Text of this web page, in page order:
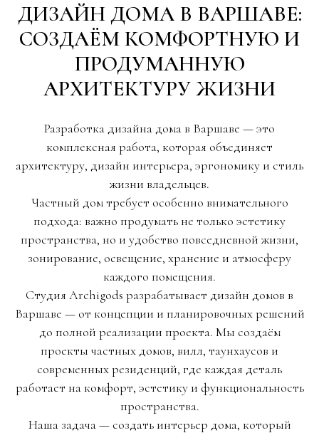
ДИЗАЙН ДОМА В ВАРШАВЕ:
СОЗДАЁМ КОМФОРТНУЮ И
ПРОДУМАННУЮ
АРХИТЕКТУРУ ЖИЗНИ
Разработка дизайна дома в Варшаве — это
комплексная работа, которая объединяет
архитектуру, дизайн интерьера, эргономику и стиль
жизни владельцев.
Частный дом требует особенно внимательного
подхода: важно продумать не только эстетику
пространства, но и удобство повседневной жизни,
зонирование, освещение, хранение и атмосферу
каждого помещения.
Студия Archigods разрабатывает дизайн домов в
Варшаве — от концепции и планировочных решений
до полной реализации проекта. Мы создаём
проекты частных домов, вилл, таунхаусов и
современных резиденций, где каждая деталь
работает на комфорт, эстетику и функциональность
пространства.
Наша задача — создать интерьер дома, который